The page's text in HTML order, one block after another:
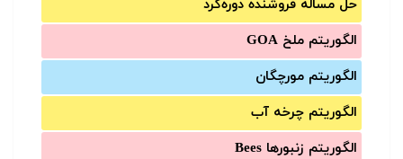
حل مساله فروشنده دوره‌گرد
الگوریتم ملخ GOA
الگوریتم مورچگان
الگوریتم چرخه آب
الگوریتم زنبورها Bees